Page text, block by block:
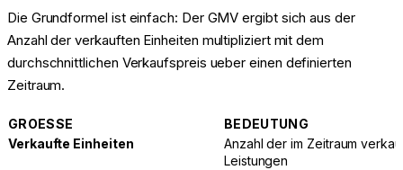
Die Grundformel ist einfach: Der GMV ergibt sich aus der
Anzahl der verkauften Einheiten multipliziert mit dem
durchschnittlichen Verkaufspreis ueber einen definierten
Zeitraum.
GROESSE
BEDEUTUNG
Verkaufte Einheiten
Anzahl der im Zeitraum
Leistungen